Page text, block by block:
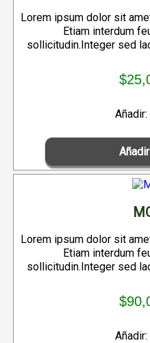
Lorem ipsum dolor sit
Etiam interdum
sollicitudin.Integer sed
Añadir:
Lorem ipsum dolor sit
Etiam interdum
sollicitudin.Integer sed
Añadir: